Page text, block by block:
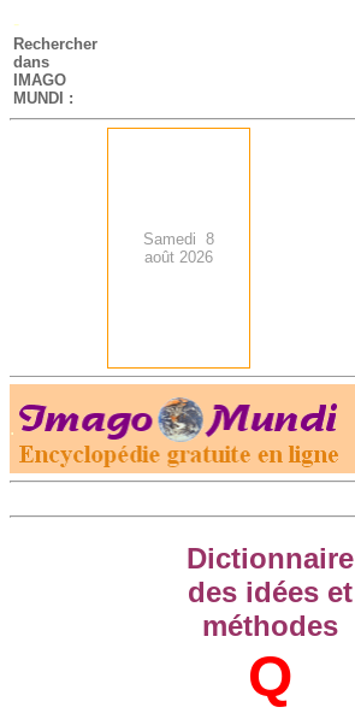
-
Rechercher
dans
IMAGO
MUNDI :
Samedi 8
août 2026
.
Dictionnaire
des idées et
méthodes
Q